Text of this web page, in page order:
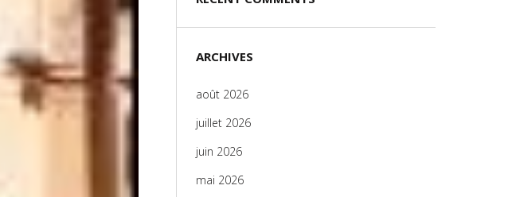
ARCHIVES
août 2026
juillet 2026
juin 2026
mai 2026